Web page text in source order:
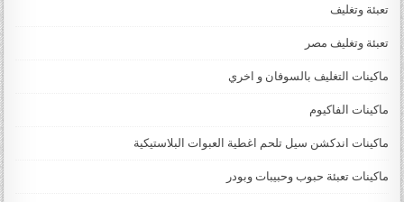
تعبئة وتغليف
تعبئة وتغليف مصر
ماكينات التغليف بالسوفان و اخري
ماكينات الفاكيوم
ماكينات اندكشن سيل تلحم اغطية العبوات البلاستيكية
ماكينات تعبئة حبوب وحبيبات وبودر